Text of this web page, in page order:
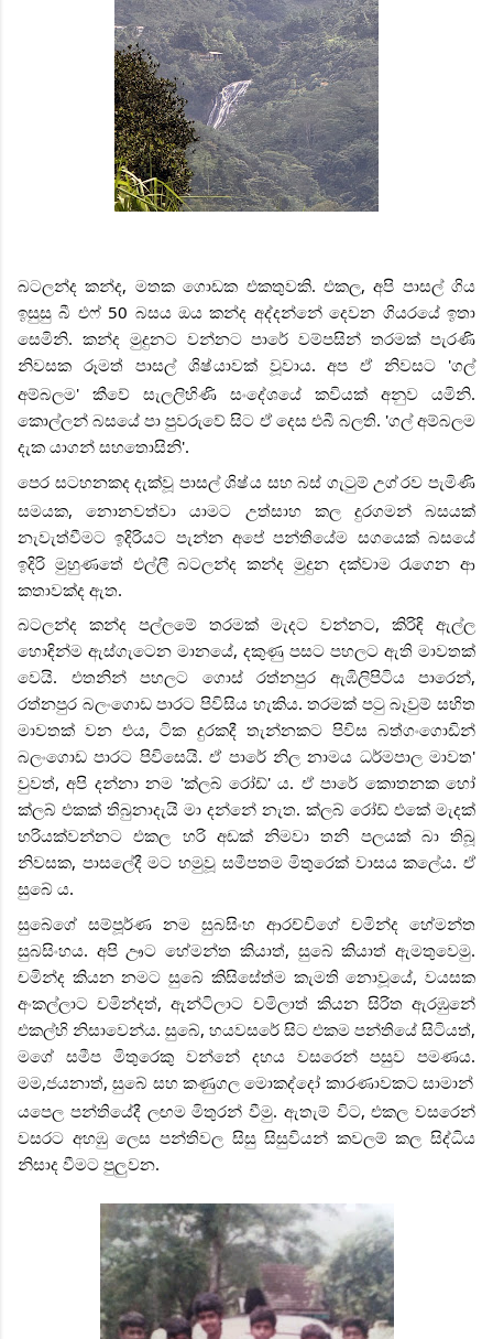
බටලන්ද කන්ද, මතක ගොඩක එකතුවකි. එකල, අපි පාසල් ගිය
ඉසුසු බී එෆ් 50 බසය ඔය කන්ද අද්දන්නේ දෙවන ගියරයේ ඉතා
සෙමිනි. කන්ද මුදුනට වන්නට පාරේ වම්පසින් තරමක් පැරණි
නිවසක රූමත් පාසල් ශිෂ්යාවක් වූවාය. අප ඒ නිවසට 'ගල්
අම්බලම' කීවේ සැලලිහිණි සංදේශයේ කවියක් අනුව යමිනි.
කොල්ලන් බසයේ පා පුවරුවේ සිට ඒ දෙස එබී බලති. 'ගල් අම්බලම
දැක යාගන් සහතොසිනි'.
පෙර සටහනකද දැක්වූ පාසල් ශිෂ්ය සහ බස් ගැටුම් උග්රව පැමිණි
සමයක, නොනවත්වා යාමට උත්සාහ කල දුරගමන් බසයක්
නැවැත්වීමට ඉදිරියට පැන්න අපේ පන්තියේම සගයෙක් බසයේ
ඉදිරි මුහුණතේ එල්ලී බටලන්ද කන්ද මුදුන දක්වාම රැගෙන ආ
කතාවක්ද ඇත.
බටලන්ද කන්ද පල්ලමේ තරමක් මැදට වන්නට, කිරිඳි ඇල්ල
හොඳින්ම ඇස්ගැටෙන මානයේ, දකුණු පසට පහලට ඇති මාවතක්
වෙයි. එතනින් පහලට ගොස් රත්නපුර ඇඹිලිපිටිය පාරෙන්,
රත්නපුර බලංගොඩ පාරට පිවිසිය හැකිය. තරමක් පටු බෑවුම් සහිත
මාවතක් වන එය, ටික දුරකදී තැන්නකට පිවිස බත්ගංගොඩින්
බලංගොඩ පාරට පිවිසෙයි. ඒ පාරේ නිල නාමය ධර්මපාල මාවත'
වුවත්, අපි දන්නා නම 'ක්ලබ් රෝඩ්' ය. ඒ පාරේ කොතනක හෝ
ක්ලබ් එකක් තිබුනාදැයි මා දන්නේ නැත. ක්ලබ් රෝඩ් එකේ මැදක්
හරියක්වන්නට එකල හරි අඩක් නිමවා තනි පලයක් බා තිබූ
නිවසක, පාසලේදී මට හමුවූ සමීපතම මිතුරෙක් වාසය කලේය. ඒ
සුබේ ය.
සුබේගේ සම්පූර්ණ නම සුබසිංහ ආරච්චිගේ චමින්ද හේමන්ත
සුබසිංහය. අපි ඌට හේමන්ත කියාත්, සුබේ කියාත් ඇමතුවෙමු.
චමින්ද කියන නමට සුබේ කිසිසේත්ම කැමති නොවූයේ, වයසක
අංකල්ලාට චමින්දත්, ඇන්ටිලාට චමිලාත් කියන සිරිත ඇරඹුනේ
එකල්හි නිසාවෙන්ය. සුබේ, හයවසරේ සිට එකම පන්තියේ සිටියත්,
මගේ සමීප මිතුරෙකු වන්නේ දහය වසරෙන් පසුව පමණය.
මම,ජයනාත්, සුබේ සහ කණුගල මොකද්දෝ කාරණාවකට සාමාන්
යපෙල පන්තියේදී ලඟම මිතුරන් වීමු. ඇතැම් විට, එකල වසරෙන්
වසරට අහඹු ලෙස පන්තිවල සිසු සිසුවියන් කවලම් කල සිද්ධිය
නිසාද වීමට පුලුවන.